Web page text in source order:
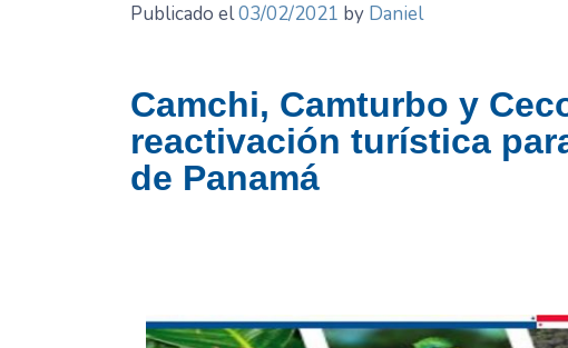
Publicado el03/02/2021 by Daniel
Camchi, Camturbo y
reactivación turística
de Panamá